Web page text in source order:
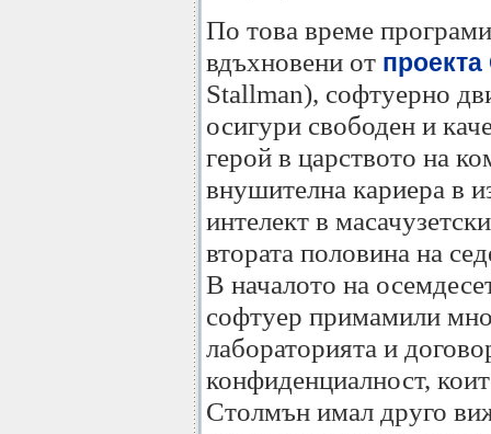
По това време
вдъхновени от проекта
Stallman), софтуерно
осигури свободен и
герой в царството на
внушителна кариера в
интелект в
втората половина на
В началото на
софтуер примамили
лабораторията и
конфиденциалност,
Столмън имал друго